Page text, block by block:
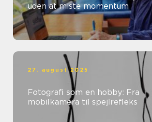
uden at miste momentum
27. august 2025
Fotografi som en hobby: Fra
mobilkamera til spejlrefleks